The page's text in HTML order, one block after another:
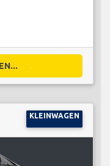
KLEINWAGEN